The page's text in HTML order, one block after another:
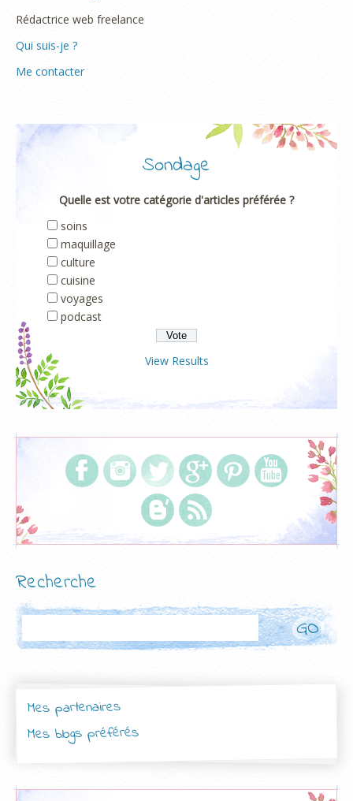
Rédactrice web freelance
Qui suis-je ?
Me contacter
Sondage
Quelle est votre catégorie d'articles préférée ?
soins
maquillage
culture
cuisine
voyages
podcast
View Results
Recherche
Mes partenaires
Mes blogs préférés